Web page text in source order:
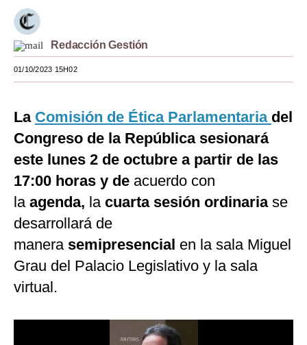
Lujo
Viajes
Moda
EEUU
México
España
Tecnología
Club del Suscriptor
Mix
Redacción Gestión
01/10/2023 15H02
La Comisión de Ética Parlamentaria del
Congreso de la República sesionará
este lunes 2 de octubre a partir de las
17:00 horas y de acuerdo con
la agenda, la cuarta sesión ordinariase
desarrollará de
manera semipresencial en la sala Miguel
Grau del Palacio Legislativo y la sala
virtual.